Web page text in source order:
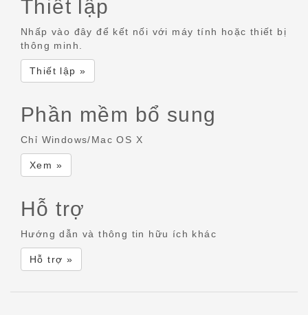
Thiết lập
Nhấp vào đây để kết nối với máy tính hoặc thiết bị
thông minh.
Thiết lập »
Phần mềm bổ sung
Chỉ Windows/Mac OS X
Xem »
Hỗ trợ
Hướng dẫn và thông tin hữu ích khác
Hỗ trợ »